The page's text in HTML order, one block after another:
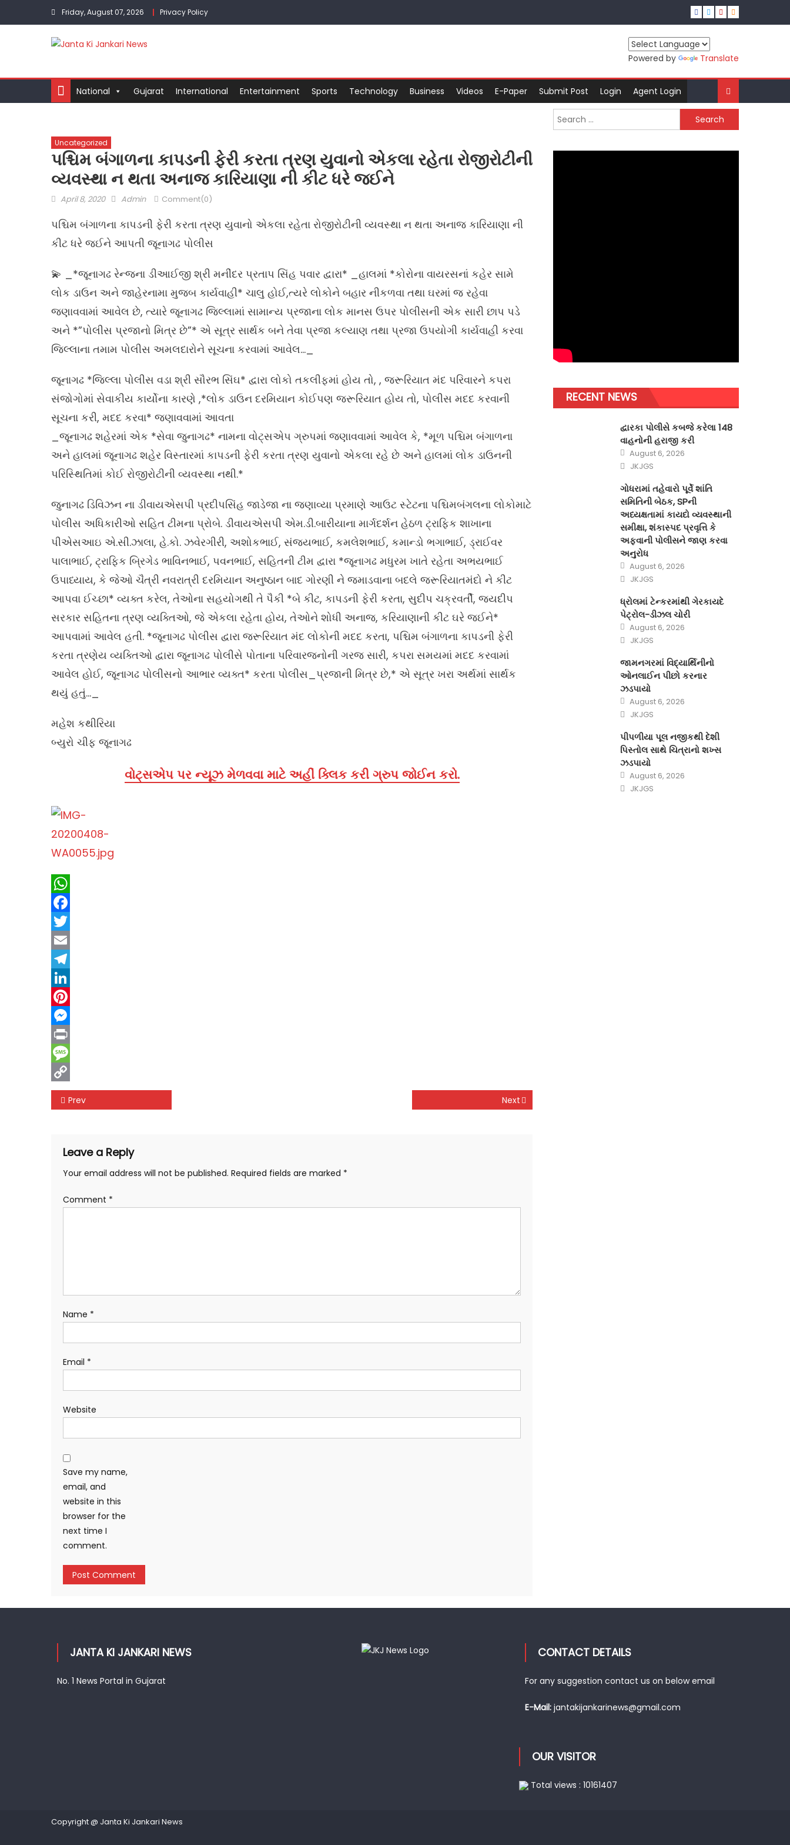
Friday, August 07, 2026 Privacy Policy
Powered by Translate
National Gujarat International Entertainment Sports Technology Business Videos E-Paper Submit Post Login Agent Login
Uncategorized
પશ્ચિમ બંગાળના કાપડની ફેરી કરતા ત્રણ યુવાનો એકલા રહેતા રોજીરોટીની
વ્યવસ્થા ન થતા અનાજ કારિયાણા ની કીટ ધરે જઈને
Posted
April 8, 2020 Author
Admin Comment(0)
પશ્ચિમ બંગાળના કાપડની ફેરી કરતા ત્રણ યુવાનો એકલા રહેતા રોજીરોટીની વ્યવસ્થા ન થતા અનાજ કારિયાણા ની
કીટ ધરે જઈને આપતી જૂનાગઢ પોલીસ
💫 _*જૂનાગઢ રેન્જના ડીઆઈજી શ્રી મનીંદર પ્રતાપ સિંહ પવાર દ્વારા* _હાલમાં *કોરોના વાયરસનાં કહેર સામે
લોક ડાઉન અને જાહેરનામા મુજબ કાર્યવાહી* ચાલુ હોઈ,ત્યરે લોકોને બહાર નીકળવા તથા ઘરમાં જ રહેવા
જણાવવામાં આવેલ છે, ત્યારે જૂનાગઢ જિલ્લામાં સામાન્ય પ્રજાના લોક માનસ ઉપર પોલીસની એક સારી છાપ પડે
અને *”પોલીસ પ્રજાનો મિત્ર છે”* એ સૂત્ર સાર્થક બને તેવા પ્રજા કલ્યાણ તથા પ્રજા ઉપયોગી કાર્યવાહી કરવા
જિલ્લાના તમામ પોલીસ અમલદારોને સૂચના કરવામાં આવેલ…_
જૂનાગઢ *જિલ્લા પોલીસ વડા શ્રી સૌરભ સિંઘ* દ્વારા લોકો તકલીફમાં હોય તો, , જરૂરિયાત મંદ પરિવારને કપરા
સંજોગોમાં સેવાકીય કાર્યોના કારણે ,*લોક ડાઉન દરમિયાન કોઈપણ જરૂરિયાત હોય તો, પોલીસ મદદ કરવાની
સૂચના કરી, મદદ કરવા* જણાવવામાં આવતા
_જૂનાગઢ શહેરમાં એક *સેવા જુનાગઢ* નામના વોટ્સએપ ગ્રુપમાં જણાવવામાં આવેલ કે, *મૂળ પશ્ચિમ બંગાળના
અને હાલમાં જૂનાગઢ શહેર વિસ્તારમાં કાપડની ફેરી કરતા ત્રણ યુવાનો એકલા રહે છે અને હાલમાં લોક ડાઉનની
પરિસ્થિતિમાં કોઈ રોજીરોટીની વ્યવસ્થા નથી.*
જુનાગઢ ડિવિઝન ના ડીવાયએસપી પ્રદીપસિંહ જાડેજા ના જણાવ્યા પ્રમાણે આઉટ સ્ટેટના પશ્ચિમબંગલના લોકોમાટે
પોલીસ અધિકારીઓ સહિત ટીમના પ્રોબે. ડીવાયએસપી એમ.ડી.બારીયાના માર્ગદર્શન હેઠળ ટ્રાફિક શાખાના
પીએસઆઇ એ.સી.ઝાલા, હે.કો. ઝવેરગીરી, અશોકભાઈ, સંજયભાઈ, કમલેશભાઈ, કમાન્ડો ભગાભાઈ, ડ્રાઈવર
પાલાભાઈ, ટ્રાફિક બ્રિગેડ ભાવિનભાઈ, પવનભાઈ, સહિતની ટીમ દ્વારા *જૂનાગઢ મધુરમ ખાતે રહેતા અભયભાઈ
ઉપાધ્યાય, કે જેઓ ચૈત્રી નવરાત્રી દરમિયાન અનુષ્ઠાન બાદ ગોરણી ને જમાડવાના બદલે જરૂરિયાતમંદો ને કીટ
આપવા ઈચ્છા* વ્યક્ત કરેલ, તેઓના સહયોગથી તે પૈકી *બે કીટ, કાપડની ફેરી કરતા, સુદીપ ચક્રવર્તી, જયદીપ
સરકાર સહિતના ત્રણ વ્યક્તિઓ, જે એકલા રહેતા હોય, તેઓને શોધી અનાજ, કરિયાણાની કીટ ઘરે જઈને*
આપવામાં આવેલ હતી. *જૂનાગઢ પોલીસ દ્વારા જરૂરિયાત મંદ લોકોની મદદ કરતા, પશ્ચિમ બંગાળના કાપડની ફેરી
કરતા ત્રણેય વ્યક્તિઓ દ્વારા જૂનાગઢ પોલીસે પોતાના પરિવારજનોની ગરજ સારી, કપરા સમયમાં મદદ કરવામાં
આવેલ હોઈ, જૂનાગઢ પોલીસનો આભાર વ્યક્ત* કરતા પોલીસ_પ્રજાની મિત્ર છે,* એ સૂત્ર ખરા અર્થમાં સાર્થક
થયું હતું…_
મહેશ કથીરિયા
બ્યુરો ચીફ જૂનાગઢ
વોટ્સએપ પર ન્યૂઝ મેળવવા માટે અહીં ક્લિક કરી ગ્રુપ જોઈન કરો.
WhatsApp
Facebook
Twitter
Email
Telegram
LinkedIn
Pinterest
Messenger
Print
Message
Copy
LinkPost
Prev Next
Leave a Reply
Your email address will not be published. Required fields are marked *
Comment *
Name *
Email *
Website
Save my name,
email, and
website in this
browser for the
next time I
comment.
Search
for:
RECENT NEWS
દ્વારકા પોલીસે કબજે કરેલા 148
વાહનોની હરાજી કરી
Posted
on
August 6, 2026
Author
JKJGS
ગોધરામાં તહેવારો પૂર્વે શાંતિ
સમિતિની બેઠક, SPની
અધ્યક્ષતામાં કાયદો વ્યવસ્થાની
સમીક્ષા, શંકાસ્પદ પ્રવૃત્તિ કે
અફવાની પોલીસને જાણ કરવા
અનુરોધ
Posted
on
August 6, 2026
Author
JKJGS
ધ્રોલમાં ટેન્કરમાંથી ગેરકાયદે
પેટ્રોલ-ડીઝલ ચોરી
Posted
on
August 6, 2026
Author
JKJGS
જામનગરમાં વિદ્યાર્થિનીનો
ઓનલાઈન પીછો કરનાર
ઝડપાયો
Posted
on
August 6, 2026
Author
JKJGS
પીપળીયા પૂલ નજીકથી દેશી
પિસ્તોલ સાથે ચિત્રાનો શખ્સ
ઝડપાયો
Posted
on
August 6, 2026
Author
JKJGS
JANTA KI JANKARI NEWS
No. 1 News Portal in Gujarat
CONTACT DETAILS
For any suggestion contact us on below email
E-Mail: jantakijankarinews@gmail.com
OUR VISITOR
Total views : 10161407
Copyright @ Janta Ki Jankari News